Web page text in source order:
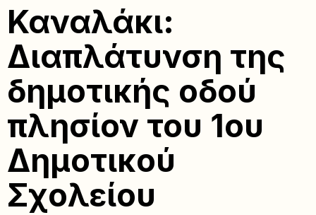
Καναλάκι:
Διαπλάτυνση της
δημοτικής οδού
πλησίον του 1ου
Δημοτικού
Σχολείου